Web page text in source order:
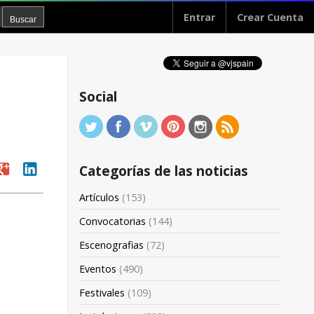
Entrar Crear Cuenta
linkedin
Social
Categorías de las noticias
Artículos (153)
Convocatorias (144)
Escenografias (72)
Eventos (490)
Festivales (109)